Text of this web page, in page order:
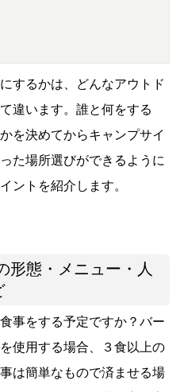
するかは、どんなアウトド
違います。誰と何をする
を決めてからキャンプサイ
た場所選びができるように
ントを紹介します。
形態・メニュー・人
事をする予定ですか？バー
使用する場合、３食以上の
は簡単なもので済ませる場